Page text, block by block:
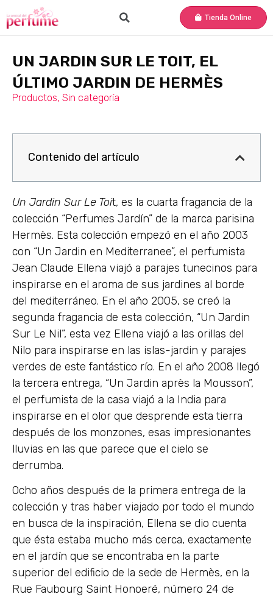
Tienda Online
UN JARDIN SUR LE TOIT, EL
ÚLTIMO JARDIN DE HERMÈS
Productos, Sin categoría
Contenido del artículo
Un Jardin Sur Le Toit, es la cuarta fragancia de la
colección “Perfumes Jardín” de la marca parisina
Hermès. Esta colección empezó en el año 2003
con “Un Jardin en Mediterranee”, el perfumista
Jean Claude Ellena viajó a parajes tunecinos para
inspirarse en el aroma de sus jardines al borde
del mediterráneo. En el año 2005, se creó la
segunda fragancia de esta colección, “Un Jardin
Sur Le Nil”, esta vez Ellena viajó a las orillas del
Nilo para inspirarse en las islas-jardin y parajes
verdes de este fantástico río. En el año 2008 llegó
la tercera entrega, “Un Jardin après la Mousson”,
el perfumista de la casa viajó a la India para
inspirarse en el olor que desprende esta tierra
después de los monzones, esas impresionantes
lluvias en las que parece que el cielo se
derrumba.
Ocho años después de la primera entrega de la
colección y tras haber viajado por todo el mundo
en busca de la inspiración, Ellena se dio cuenta
que ésta estaba mucho más cerca, exactamente
en el jardín que se encontraba en la parte
superior del edificio de la sede de Hermès, en la
Rue Faubourg Saint Honoeré, número 24 de